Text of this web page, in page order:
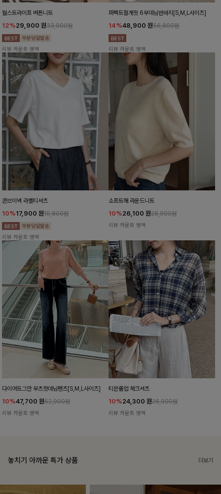
월스트라이프 버튼니트
12%29,900 원33,900원
리뷰 카운트 영역
퍼펙트절개핏 6부데님반바지[S,M,L사이즈]
14%48,900 원56,800원
리뷰 카운트 영역
콘브이넥 라벨티셔츠
10%17,900 원19,800원
리뷰 카운트 영역
소프트해 라운드니트
10%26,100 원28,900원
리뷰 카운트 영역
다이어트그만 부츠컷데님팬츠[S,M,L사이즈]
10%47,700 원52,900원
리뷰 카운트 영역
티븐롤업 체크셔츠
10%24,300 원26,900원
리뷰 카운트 영역
놓치기 아까운 특가 상품 더보기